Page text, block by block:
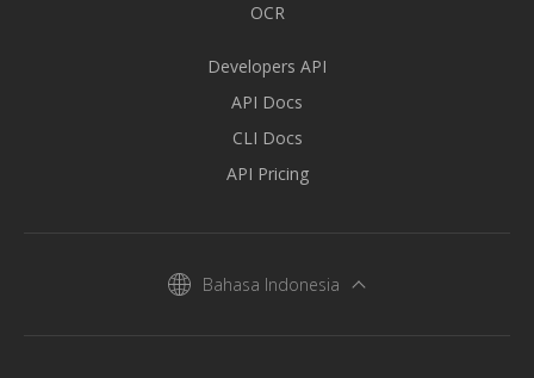
OCR
Developers API
API Docs
CLI Docs
API Pricing
Bahasa Indonesia